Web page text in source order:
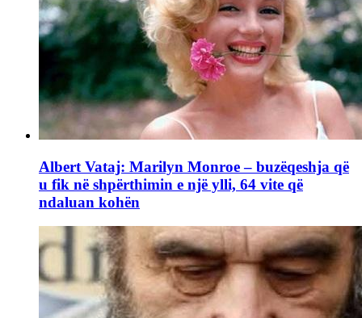
Albert Vataj: Marilyn Monroe – buzëqeshja që
u fik në shpërthimin e një ylli, 64 vite që
ndaluan kohën